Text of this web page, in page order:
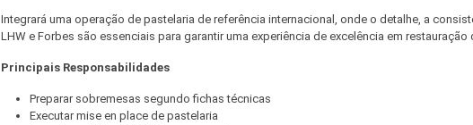
Integrará uma operação de pastelaria de referência internacional, onde o detalhe, a
LHW e Forbes são essenciais para garantir uma experiência de excelência em restauração
Principais Responsabilidades
Preparar sobremesas segundo fichas técnicas
Executar mise en place de pastelaria